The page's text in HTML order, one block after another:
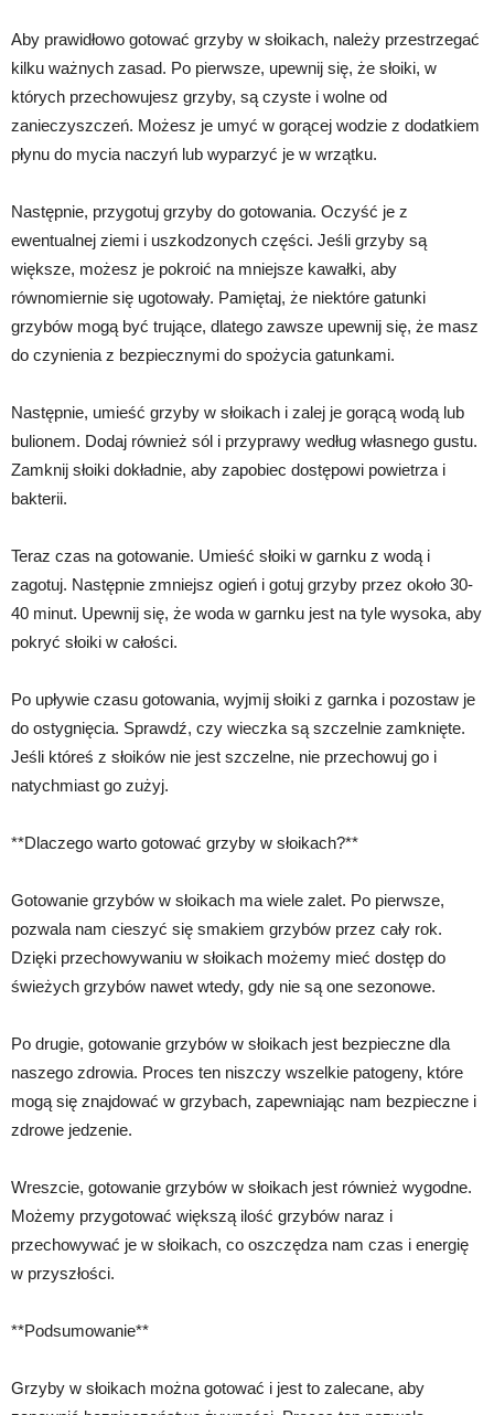
Aby prawidłowo gotować grzyby w słoikach, należy przestrzegać
kilku ważnych zasad. Po pierwsze, upewnij się, że słoiki, w
których przechowujesz grzyby, są czyste i wolne od
zanieczyszczeń. Możesz je umyć w gorącej wodzie z dodatkiem
płynu do mycia naczyń lub wyparzyć je w wrzątku.
Następnie, przygotuj grzyby do gotowania. Oczyść je z
ewentualnej ziemi i uszkodzonych części. Jeśli grzyby są
większe, możesz je pokroić na mniejsze kawałki, aby
równomiernie się ugotowały. Pamiętaj, że niektóre gatunki
grzybów mogą być trujące, dlatego zawsze upewnij się, że masz
do czynienia z bezpiecznymi do spożycia gatunkami.
Następnie, umieść grzyby w słoikach i zalej je gorącą wodą lub
bulionem. Dodaj również sól i przyprawy według własnego gustu.
Zamknij słoiki dokładnie, aby zapobiec dostępowi powietrza i
bakterii.
Teraz czas na gotowanie. Umieść słoiki w garnku z wodą i
zagotuj. Następnie zmniejsz ogień i gotuj grzyby przez około 30-
40 minut. Upewnij się, że woda w garnku jest na tyle wysoka, aby
pokryć słoiki w całości.
Po upływie czasu gotowania, wyjmij słoiki z garnka i pozostaw je
do ostygnięcia. Sprawdź, czy wieczka są szczelnie zamknięte.
Jeśli któreś z słoików nie jest szczelne, nie przechowuj go i
natychmiast go zużyj.
**Dlaczego warto gotować grzyby w słoikach?**
Gotowanie grzybów w słoikach ma wiele zalet. Po pierwsze,
pozwala nam cieszyć się smakiem grzybów przez cały rok.
Dzięki przechowywaniu w słoikach możemy mieć dostęp do
świeżych grzybów nawet wtedy, gdy nie są one sezonowe.
Po drugie, gotowanie grzybów w słoikach jest bezpieczne dla
naszego zdrowia. Proces ten niszczy wszelkie patogeny, które
mogą się znajdować w grzybach, zapewniając nam bezpieczne i
zdrowe jedzenie.
Wreszcie, gotowanie grzybów w słoikach jest również wygodne.
Możemy przygotować większą ilość grzybów naraz i
przechowywać je w słoikach, co oszczędza nam czas i energię
w przyszłości.
**Podsumowanie**
Grzyby w słoikach można gotować i jest to zalecane, aby